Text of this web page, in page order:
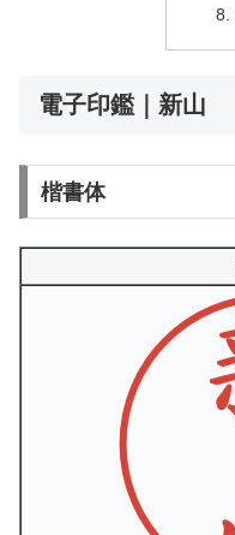
電子印鑑｜新山
楷書体